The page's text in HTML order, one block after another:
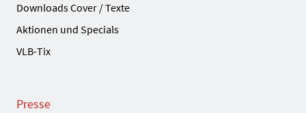
Downloads Cover / Texte
Aktionen und Specials
VLB-Tix
Presse